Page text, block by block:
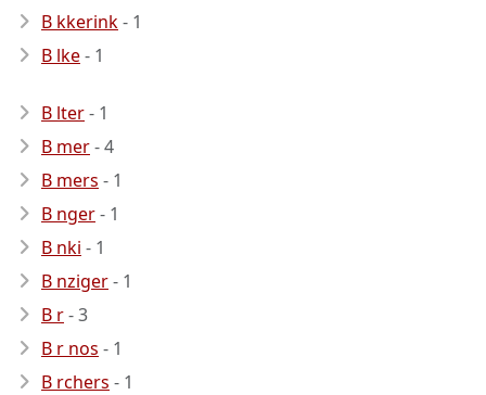
B kkerink- 1
B lke- 1
B lter- 1
B mer- 4
B mers - 1
B nger- 1
B nki - 1
B nziger- 1
B r- 3
B r nos - 1
B rchers - 1